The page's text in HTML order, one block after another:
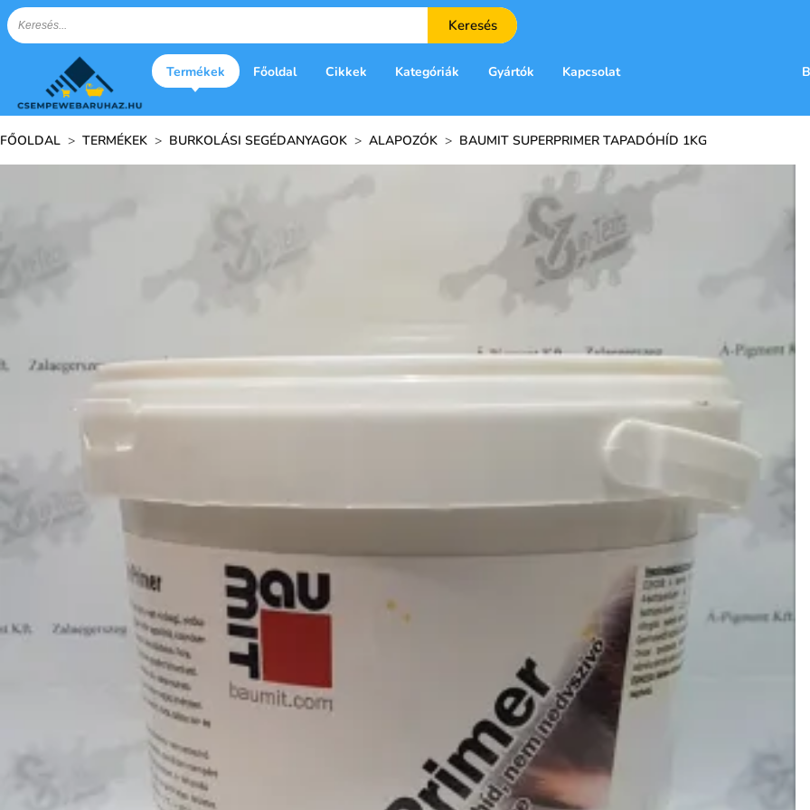
Keresés
Termékek Főoldal Cikkek Kategóriák Gyártók Kapcsolat
FŐOLDAL > TERMÉKEK > BURKOLÁSI SEGÉDANYAGOK > ALAPOZÓK > BAUMIT SUPERPRIMER TAPADÓHÍD 1KG